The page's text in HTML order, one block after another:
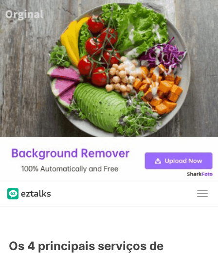
Os 4 principais serviços de